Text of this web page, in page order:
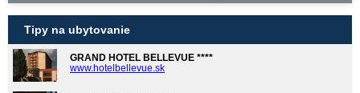
Tipy na ubytovanie
GRAND HOTEL BELLEVUE ****
www.hotelbellevue.sk